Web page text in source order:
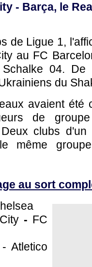
- Barça, le
de Ligue 1,
au FC
Schalke 04.
du
avaient été
de
clubs
même
au sort
City- FC
Atletico